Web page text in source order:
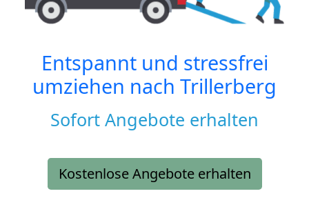
Entspannt und stressfrei
umziehen nach Trillerberg
Sofort Angebote erhalten
Kostenlose Angebote erhalten